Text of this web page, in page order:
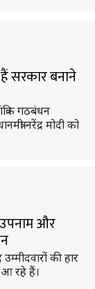
बनाने
गठबंधन
नरेंद्र मोदी को
और
की हार
रहे हैं।